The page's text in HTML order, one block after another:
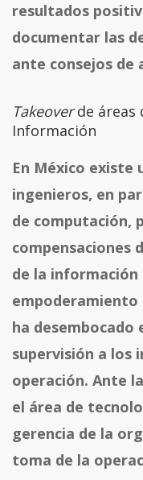
resultados
documentar las
ante consejos de
Takeoverde áreas
Información
En México existe
ingenieros, en
de computación,
compensaciones
de la información
empoderamiento
ha
supervisión a los
operación. Ante
el área de
gerencia de la
toma de la